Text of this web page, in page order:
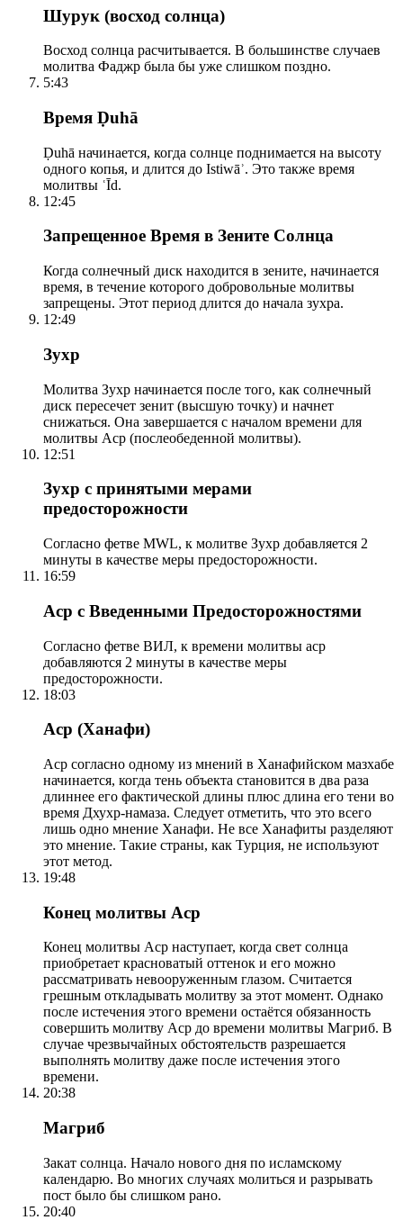
Шурук (восход солнца)
Восход солнца расчитывается. В большинстве случаев
молитва Фаджр была бы уже слишком поздно.
5:43
Время Ḍuhā
Ḍuhā начинается, когда солнце поднимается на высоту
одного копья, и длится до Istiwāʾ. Это также время
молитвы ʿĪd.
12:45
Запрещенное Время в Зените Солнца
Когда солнечный диск находится в зените, начинается
время, в течение которого добровольные молитвы
запрещены. Этот период длится до начала зухра.
12:49
Зухр
Молитва Зухр начинается после того, как солнечный
диск пересечет зенит (высшую точку) и начнет
снижаться. Она завершается с началом времени для
молитвы Аср (послеобеденной молитвы).
12:51
Зухр с принятыми мерами
предосторожности
Согласно фетве MWL, к молитве Зухр добавляется 2
минуты в качестве меры предосторожности.
16:59
Аср с Введенными Предосторожностями
Согласно фетве ВИЛ, к времени молитвы аср
добавляются 2 минуты в качестве меры
предосторожности.
18:03
Аср (Ханафи)
Аср согласно одному из мнений в Ханафийском мазхабе
начинается, когда тень объекта становится в два раза
длиннее его фактической длины плюс длина его тени во
время Дхухр-намаза. Следует отметить, что это всего
лишь одно мнение Ханафи. Не все Ханафиты разделяют
это мнение. Такие страны, как Турция, не используют
этот метод.
19:48
Конец молитвы Аср
Конец молитвы Аср наступает, когда свет солнца
приобретает красноватый оттенок и его можно
рассматривать невооруженным глазом. Считается
грешным откладывать молитву за этот момент. Однако
после истечения этого времени остаётся обязанность
совершить молитву Аср до времени молитвы Магриб. В
случае чрезвычайных обстоятельств разрешается
выполнять молитву даже после истечения этого
времени.
20:38
Магриб
Закат солнца. Начало нового дня по исламскому
календарю. Во многих случаях молиться и разрывать
пост было бы слишком рано.
20:40